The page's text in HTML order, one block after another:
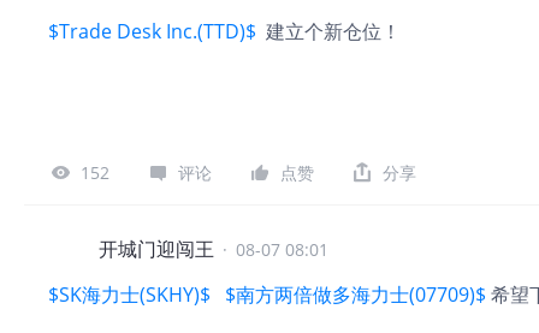
$Trade Desk Inc.(TTD)$ 建立个新仓位！
152 评论 点赞 分享
开城门迎闯王 · 08-07 08:01
$SK海力士(SKHY)$ $南方两倍做多海力士(07709)$ 希望